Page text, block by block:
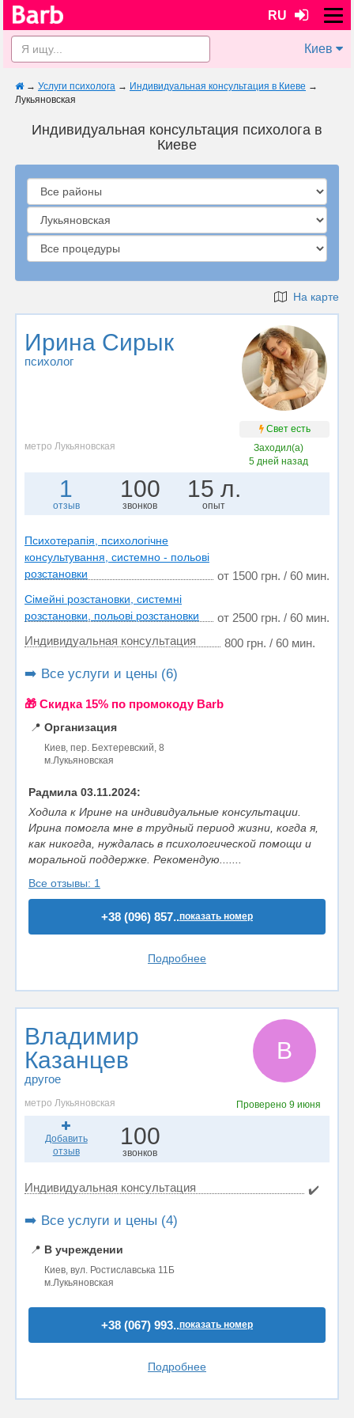
RU
Киев
→ Услуги психолога → Индивидуальная консультация в Киеве →
Лукьяновская
Индивидуальная консультация психолога в
Киеве
На карте
Ирина Сирык
психолог
Свет есть
метро Лукьяновская
Заходил(а)
5 дней назад
1
отзыв
100
звонков
15 л.
опыт
Психотерапія, психологічне
консультування, системно - польові
розстановки
от 1500 грн. / 60 мин.
Сімейні розстановки, системні
розстановки, польові розстановки
от 2500 грн. / 60 мин.
Индивидуальная консультация
800 грн. / 60 мин.
➡️ Все услуги и цены (6)
🎁 Cкидка 15% по промокоду Barb
📍 Организация
Киев, пер. Бехтеревский, 8
м.Лукьяновская
Радмила 03.11.2024:
Ходила к Ирине на индивидуальные консультации.
Ирина помогла мне в трудный период жизни, когда я,
как никогда, нуждалась в психологической помощи и
моральной поддержке. Рекомендую.......
Все отзывы: 1
+38 (096) 857..показать номер
Подробнее
Владимир
Казанцев
другое
В
метро Лукьяновская Проверено9 июня
Добавить
отзыв
100
звонков
Индивидуальная консультация ✔️
➡️ Все услуги и цены (4)
📍 В учреждении
Киев, вул. Ростиславська 11Б
м.Лукьяновская
+38 (067) 993..показать номер
Подробнее